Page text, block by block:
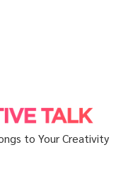
to Your Creativity